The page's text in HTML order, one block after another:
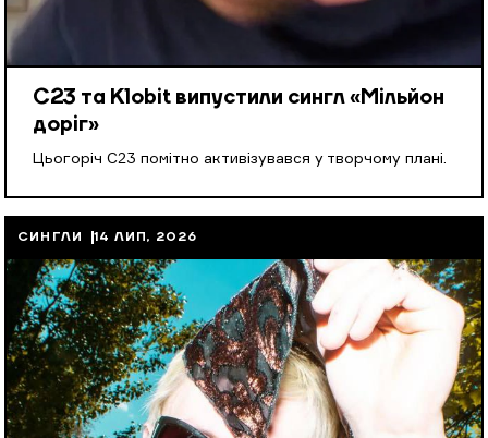
С23 та Klobit випустили сингл «Мільйон
доріг»
Цьогоріч С23 помітно активізувався у творчому плані.
СИНГЛИ 14 ЛИП, 2026